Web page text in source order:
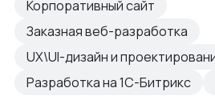
Корпоративный сайт
Заказная веб-разработка
UX\UI-дизайн и
Разработка на 1С-Битрикс